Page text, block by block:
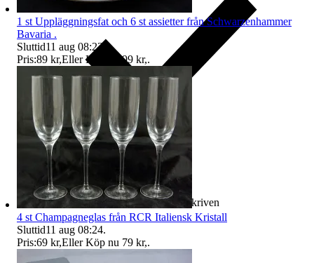
Ersättning om varan inte är som beskriven
1 st Uppläggningsfat och 6 st assietter från Schwarzenhammer
Bavaria .
Sluttid11 aug 08:23
Pris:89 kr,Eller Köp nu 99 kr,.
4 st Champagneglas från RCR Italiensk Kristall
Sluttid11 aug 08:24.
Pris:69 kr,Eller Köp nu 79 kr,.